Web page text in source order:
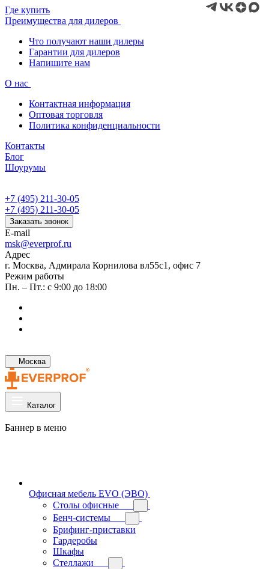
Где купить
Преимущества для дилеров
Что получают наши дилеры
Гарантии для дилеров
Напишите нам
О нас
Контактная информация
Оптовая торговля
Политика конфиденциальности
Контакты
Блог
Шоурумы
+7 (495) 211-30-05
+7 (495) 211-30-05
Заказать звонок
E-mail
msk@everprof.ru
Адрес
г. Москва, Адмирала Корнилова вл55с1, офис 7
Режим работы
Пн. – Пт.: с 9:00 до 18:00
Москва
Каталог
Баннер в меню
Офисная мебель EVO (ЭВО)
Cтолы офисные
Бенч-системы
Брифинг-приставки
Гардеробы
Шкафы
Стеллажи